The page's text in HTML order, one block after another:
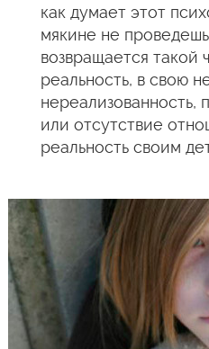
как думает этот
мякине не
возвращается такой
реальность, в свою
нереализованность,
или отсутствие
реальность своим